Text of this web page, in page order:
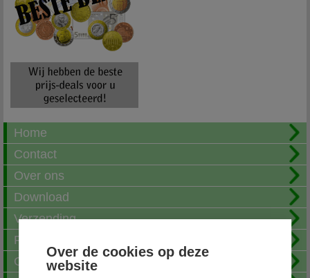
Over de cookies op deze
website
Home
Contact
Over ons
Download
Verzending
Fotoalbum
Openingstijden